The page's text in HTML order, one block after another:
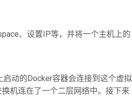
、设置IP等，并将一个主机上的
启动的Docker容器会连接到这个虚拟
机连在了一个二层网络中。接下来